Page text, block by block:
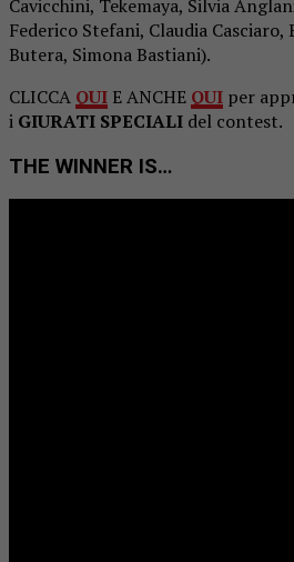
Cavicchini, Tekemaya, Silvia
Federico Stefani, Claudia Casciaro,
Butera, Simona Bastiani).
CLICCA QUI E ANCHE QUI per
i GIURATI SPECIALI del contest.
THE WINNER IS…